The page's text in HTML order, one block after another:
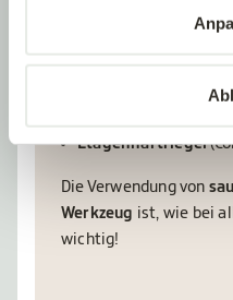
Japanischer Ahorn/
Etagenhartriegel
Die Verwendung von
Werkzeug ist, wie bei
wichtig!